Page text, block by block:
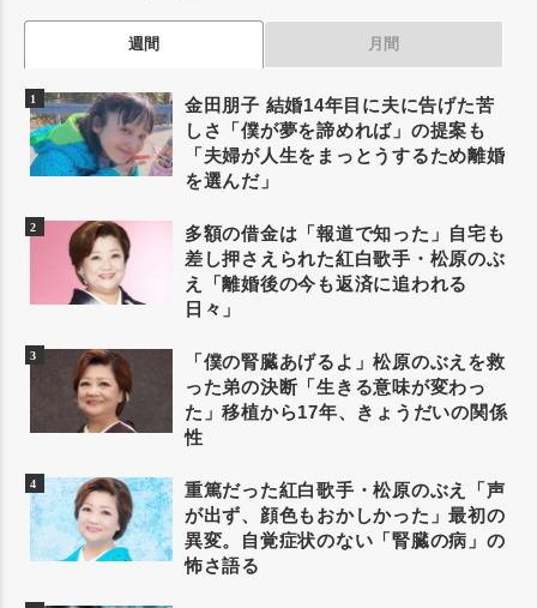
週間 月間
金田朋子 結婚14年目に夫に告げた苦
しさ「僕が夢を諦めれば」の提案も
「夫婦が人生をまっとうするため離婚
を選んだ」
多額の借金は「報道で知った」自宅も
差し押さえられた紅白歌手・松原のぶ
え「離婚後の今も返済に追われる
日々」
「僕の腎臓あげるよ」松原のぶえを救
った弟の決断「生きる意味が変わっ
た」移植から17年、きょうだいの関係
性
重篤だった紅白歌手・松原のぶえ「声
が出ず、顔色もおかしかった」最初の
異変。自覚症状のない「腎臓の病」の
怖さ語る